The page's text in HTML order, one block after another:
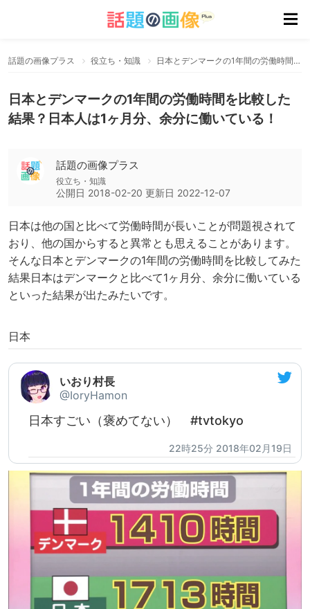
話題の画像プラス 役立ち・知識 日本とデンマークの1年間の労働時間を比較した結果？日本人は1ヶ月分、余分に働いている！
日本とデンマークの1年間の労働時間を比較した
結果？日本人は1ヶ月分、余分に働いている！
話題の画像プラス
役立ち・知識
公開日 2018-02-20 更新日 2022-12-07
日本は他の国と比べて労働時間が長いことが問題視されて
おり、他の国からすると異常とも思えることがあります。
そんな日本とデンマークの1年間の労働時間を比較してみた
結果日本はデンマークと比べて1ヶ月分、余分に働いている
といった結果が出たみたいです。
日本
いおり村長
@IoryHamon
日本すごい（褒めてない） #tvtokyo
22時25分 2018年02月19日